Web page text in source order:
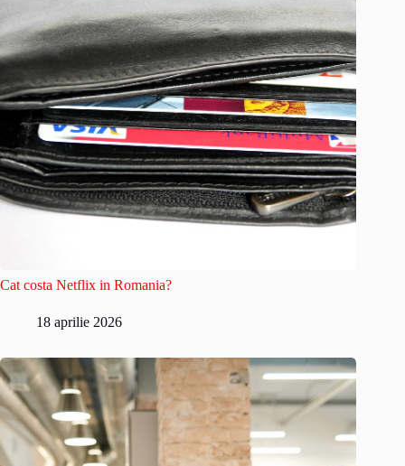
Cat costa Netflix in Romania?
18 aprilie 2026